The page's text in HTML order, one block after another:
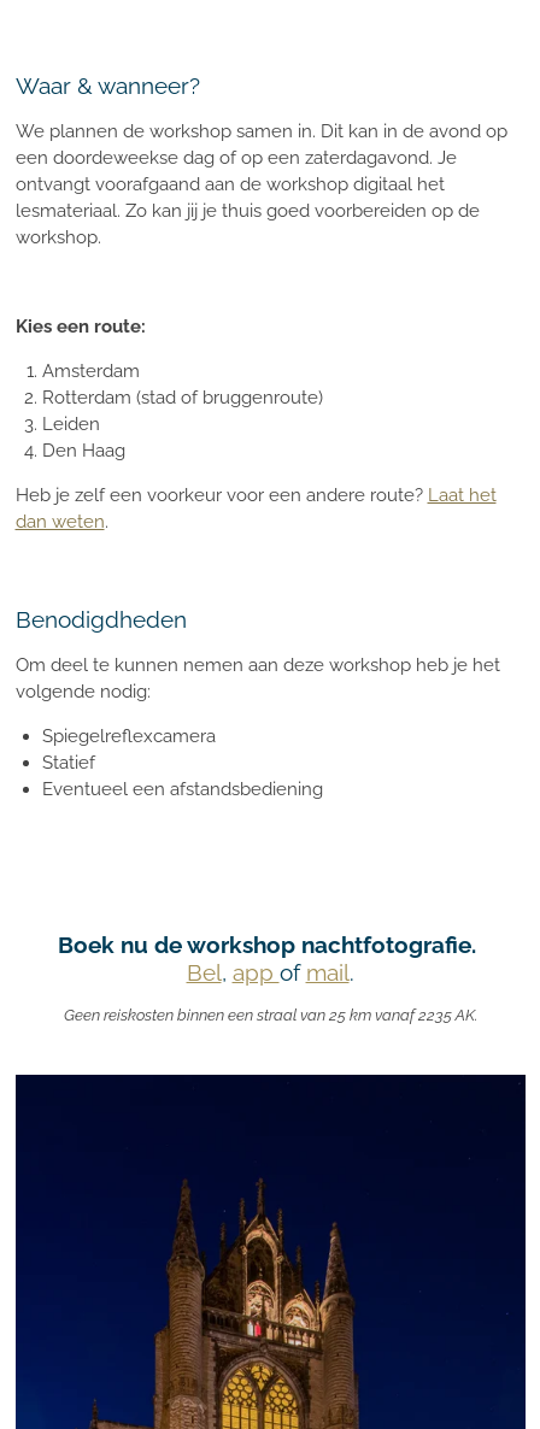
Waar & wanneer?
We plannen de workshop samen in. Dit kan in de avond op
een doordeweekse dag of op een zaterdagavond. Je
ontvangt voorafgaand aan de workshop digitaal het
lesmateriaal. Zo kan jij je thuis goed voorbereiden op de
workshop.
Kies een route:
Amsterdam
Rotterdam (stad of bruggenroute)
Leiden
Den Haag
Heb je zelf een voorkeur voor een andere route? Laat het
dan weten.
Benodigdheden
Om deel te kunnen nemen aan deze workshop heb je het
volgende nodig:
Spiegelreflexcamera
Statief
Eventueel een afstandsbediening
Boek nu de workshop nachtfotografie.
Bel, app of mail.
Geen reiskosten binnen een straal van 25 km vanaf 2235 AK.